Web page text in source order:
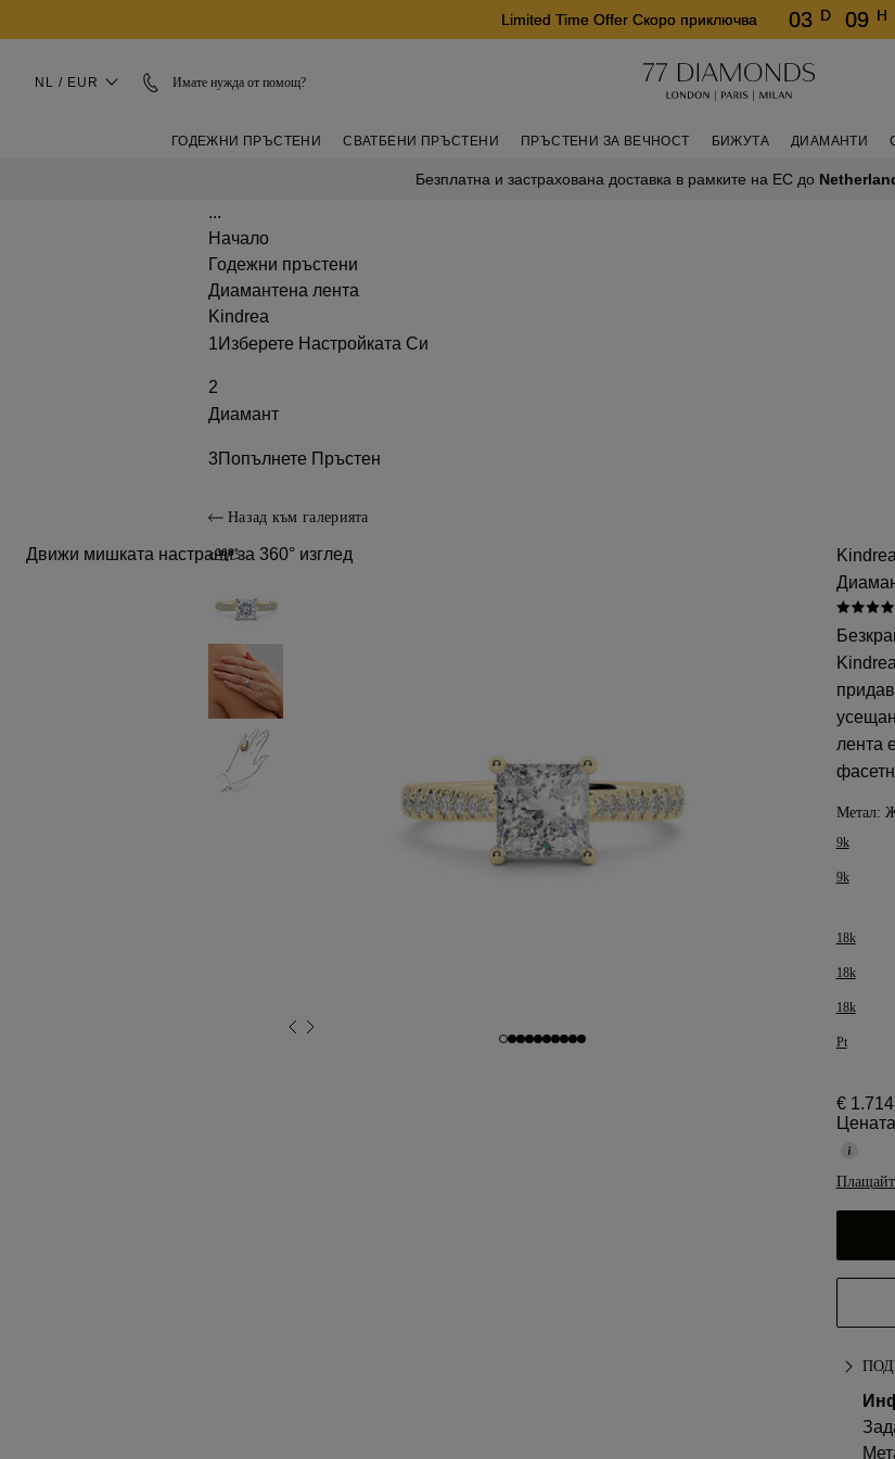
Limited Time Offer Скоро приключва 03 D 09 H
NL / EUR Имате нужда от помощ?
ГОДЕЖНИ ПРЪСТЕНИ СВАТБЕНИ ПРЪСТЕНИ ПРЪСТЕНИ ЗА ВЕЧНОСТ БИЖУТА ДИАМАНТИ
Безплатна и застрахована доставка в рамките на ЕС до
...
Начало
Годежни пръстени
Диамантена лента
Kindrea
1Изберете Настройката Си
2
Диамант
3Попълнете Пръстен
Назад към галерията
Движи мишката настрани за 360° изглед
лента
Метал:
9k
9k
18k
18k
18k
Pt
€